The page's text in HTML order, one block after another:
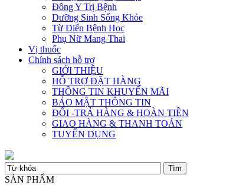
Đông Y Trị Bệnh
Dưỡng Sinh Sống Khỏe
Từ Điển Bệnh Học
Phụ Nữ Mang Thai
Vị thuốc
Chính sách hỗ trợ
GIỚI THIỆU
HỖ TRỢ ĐẶT HÀNG
THÔNG TIN KHUYẾN MÃI
BẢO MẬT THÔNG TIN
ĐỔI -TRẢ HÀNG & HOÀN TIỀN
GIAO HÀNG & THANH TOÁN
TUYỂN DỤNG
SẢN PHẨM